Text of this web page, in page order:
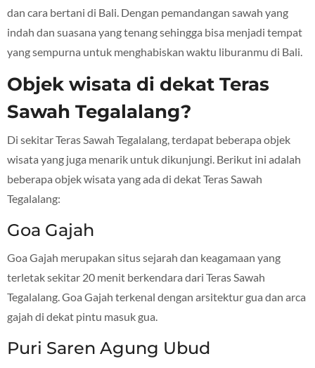
dan cara bertani di Bali. Dengan pemandangan sawah yang
indah dan suasana yang tenang sehingga bisa menjadi tempat
yang sempurna untuk menghabiskan waktu liburanmu di Bali.
Objek wisata di dekat Teras
Sawah Tegalalang?
Di sekitar Teras Sawah Tegalalang, terdapat beberapa objek
wisata yang juga menarik untuk dikunjungi. Berikut ini adalah
beberapa objek wisata yang ada di dekat Teras Sawah
Tegalalang:
Goa Gajah
Goa Gajah merupakan situs sejarah dan keagamaan yang
terletak sekitar 20 menit berkendara dari Teras Sawah
Tegalalang. Goa Gajah terkenal dengan arsitektur gua dan arca
gajah di dekat pintu masuk gua.
Puri Saren Agung Ubud